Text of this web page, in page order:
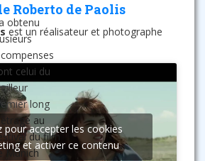
Roberto de Paolis
est un réalisateur et photographe
obtenu
celui du
long
au
du film
Munich
pour accepter les cookies
et activer ce contenu